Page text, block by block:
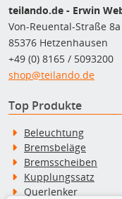
teilando.de - Erwin
Von-Reuental-Straße 8a
85376 Hetzenhausen
+49 (0) 8165 / 5093200
shop@teilando.de
Top Produkte
Beleuchtung
Bremsbeläge
Bremsscheiben
Kupplungssatz
Querlenker